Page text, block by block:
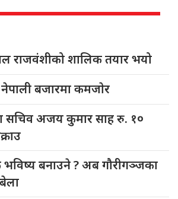
राजवंशीको शालिक तयार भयो
नेपाली बजारमा कमजाेर
सचिव अजय कुमार साह रु. १०
भविष्य बनाउने ? अब गौरीगञ्जका